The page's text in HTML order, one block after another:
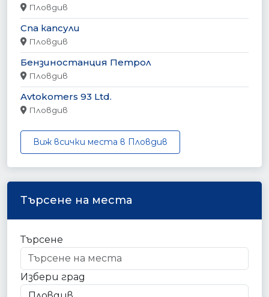
Пловдив
Спа капсули
Пловдив
Бензиностанция Петрол
Пловдив
Avtokomers 93 Ltd.
Пловдив
Виж всички места в Пловдив
Търсене на места
Търсене
Избери град